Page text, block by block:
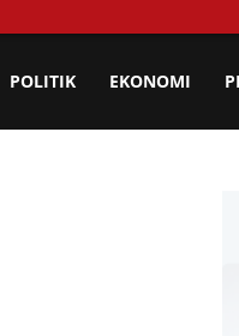
POLITIK EKONOMI